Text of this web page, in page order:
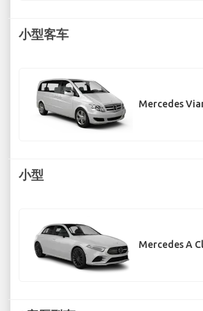
小型客车
Mercedes
小型
Mercedes A